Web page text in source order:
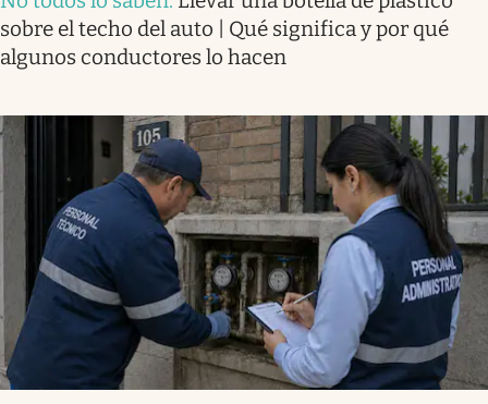
sobre el techo del auto | Qué significa y por qué
algunos conductores lo hacen